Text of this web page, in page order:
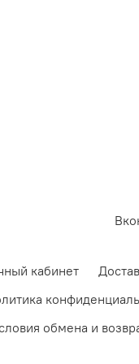
кабинет
обмена и